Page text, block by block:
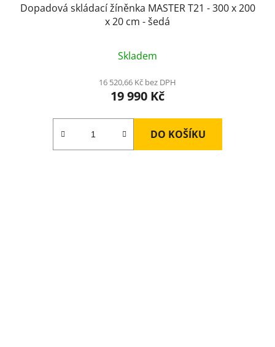
Dopadová skládací žíněnka MASTER T21 - 300 x 200
x 20 cm - šedá
Skladem
16 520,66 Kč bez DPH
19 990 Kč
DO KOŠÍKU